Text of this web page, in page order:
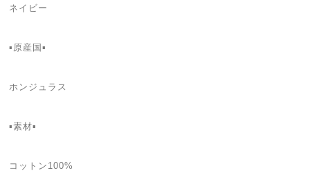
ネイビー
▪️原産国▪️
ホンジュラス
▪️素材▪️
コットン100%